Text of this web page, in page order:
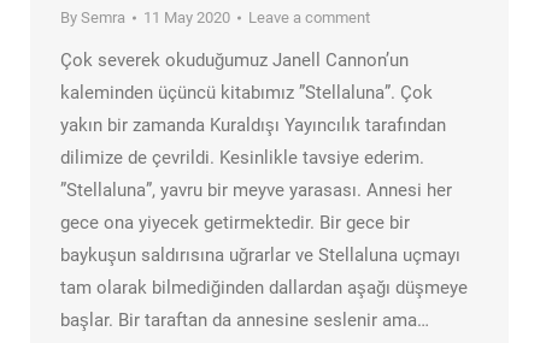
By Semra 11 May 2020 Leave a comment
Çok severek okuduğumuz Janell Cannon’un
kaleminden üçüncü kitabımız ”Stellaluna”. Çok
yakın bir zamanda Kuraldışı Yayıncılık tarafından
dilimize de çevrildi. Kesinlikle tavsiye ederim.
”Stellaluna”, yavru bir meyve yarasası. Annesi her
gece ona yiyecek getirmektedir. Bir gece bir
baykuşun saldırısına uğrarlar ve Stellaluna uçmayı
tam olarak bilmediğinden dallardan aşağı düşmeye
başlar. Bir taraftan da annesine seslenir ama…